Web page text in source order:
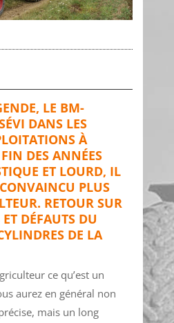
LE BM-
DANS LES
À
DES ANNÉES
ET LOURD, IL
PLUS
RETOUR SUR
DÉFAUTS DU
DE LA
ce qu’est un
aurez en général non
mais un long